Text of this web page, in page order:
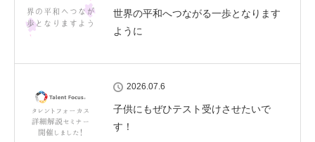
世界の平和へつながる一歩となります
ように
2026.07.6
子供にもぜひテスト受けさせたいで
す！